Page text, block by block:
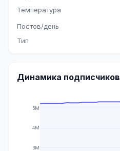
Температура
Постов/день
Тип
Динамика подписчиков
3M
4M
5M